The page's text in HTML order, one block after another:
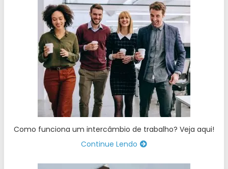
Como funciona um intercâmbio de trabalho? Veja aqui!
Continue Lendo